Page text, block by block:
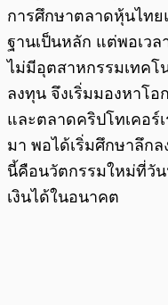
การศึกษาตลาดหุ้นไท
ฐานเป็นหลัก แต่พอเว
ไม่มีอุตสาหกรรมเทคโ
ลงทุน จึงเริ่มมองหาโอ
และตลาดคริปโทเคอร์
มา พอได้เริ่มศึกษาลึก
นี้คือนวัตกรรมใหม่ที่วั
เงินได้ในอนาคต